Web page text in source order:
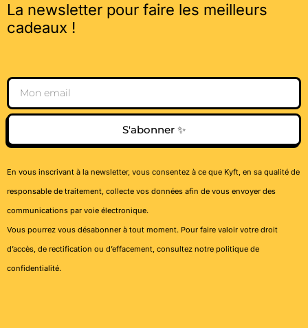
La newsletter pour faire les meilleurs
cadeaux !
Email
S'abonner ✨
En vous inscrivant à la newsletter, vous consentez à ce que Kyft, en sa qualité de
responsable de traitement, collecte vos données afin de vous envoyer des
communications par voie électronique.
Vous pourrez vous désabonner à tout moment. Pour faire valoir votre droit
d’accès, de rectification ou d’effacement, consultez notre politique de
confidentialité.